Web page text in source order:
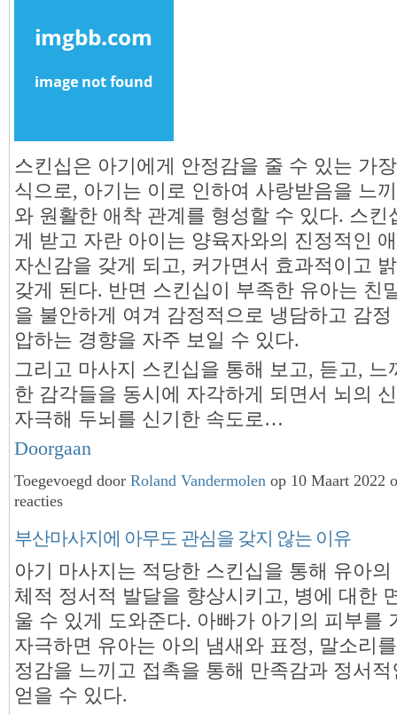
스킨십은 아기에게 안정감을 줄 수 있는 가
식으로, 아기는 이로 인하여 사랑받음을 느
와 원활한 애착 관계를 형성할 수 있다. 스킨
게 받고 자란 아이는 양육자와의 진정적인
자신감을 갖게 되고, 커가면서 효과적이고
갖게 된다. 반면 스킨십이 부족한 유아는 친
을 불안하게 여겨 감정적으로 냉담하고 감
압하는 경향을 자주 보일 수 있다.
그리고 마사지 스킨십을 통해 보고, 듣고, 느
한 감각들을 동시에 자각하게 되면서 뇌의
자극해 두뇌를 신기한 속도로…
Doorgaan
Toegevoegd door Roland Vandermolen op 10 Maart 2022
reacties
부산마사지에 아무도 관심을 갖지 않는 이유
아기 마사지는 적당한 스킨십을 통해 유아
체적 정서적 발달을 향상시키고, 병에 대한
울 수 있게 도와준다. 아빠가 아기의 피부를
자극하면 유아는 아의 냄새와 표정, 말소리
정감을 느끼고 접촉을 통해 만족감과 정서
얻을 수 있다.